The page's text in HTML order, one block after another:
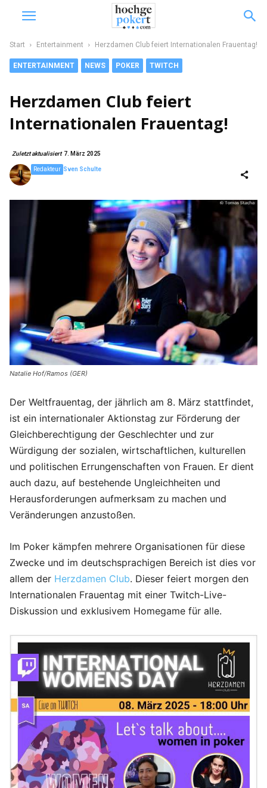
Start Entertainment Herzdamen Club feiert Internationalen Frauentag!
ENTERTAINMENT NEWS POKER TWITCH
Herzdamen Club feiert
Internationalen Frauentag!
Zuletzt aktualisiert 7. März 2025
Sven Schulte
Redakteur
Natalie Hof/Ramos (GER)
Der Weltfrauentag, der jährlich am 8. März stattfindet,
ist ein internationaler Aktionstag zur Förderung der
Gleichberechtigung der Geschlechter und zur
Würdigung der sozialen, wirtschaftlichen, kulturellen
und politischen Errungenschaften von Frauen. Er dient
auch dazu, auf bestehende Ungleichheiten und
Herausforderungen aufmerksam zu machen und
Veränderungen anzustoßen.
Im Poker kämpfen mehrere Organisationen für diese
Zwecke und im deutschsprachigen Bereich ist dies vor
allem der Herzdamen Club. Dieser feiert morgen den
Internationalen Frauentag mit einer Twitch-Live-
Diskussion und exklusivem Homegame für alle.